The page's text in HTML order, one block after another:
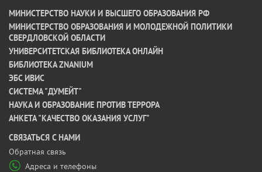
МИНИСТЕРСТВО НАУКИ И ВЫСШЕГО ОБРАЗОВАНИЯ РФ
МИНИСТЕРСТВО ОБРАЗОВАНИЯ И МОЛОДЕЖНОЙ ПОЛИТИКИ
СВЕРДЛОВСКОЙ ОБЛАСТИ
УНИВЕРСИТЕТСКАЯ БИБЛИОТЕКА ОНЛАЙН
БИБЛИОТЕКА ZNANIUM
ЭБС ИВИС
СИСТЕМА "ДУМЕЙТ"
НАУКА И ОБРАЗОВАНИЕ ПРОТИВ ТЕРРОРА
АНКЕТА "КАЧЕСТВО ОКАЗАНИЯ УСЛУГ"
CВЯЗАТЬСЯ С НАМИ
Обратная связь
Адреса и телефоны